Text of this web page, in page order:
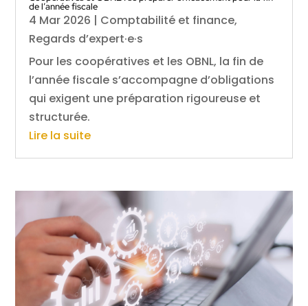
de l’année fiscale
4 Mar 2026 | Comptabilité et finance,
Regards d’expert·e·s
Pour les coopératives et les OBNL, la fin de
l’année fiscale s’accompagne d’obligations
qui exigent une préparation rigoureuse et
structurée.
Lire la suite